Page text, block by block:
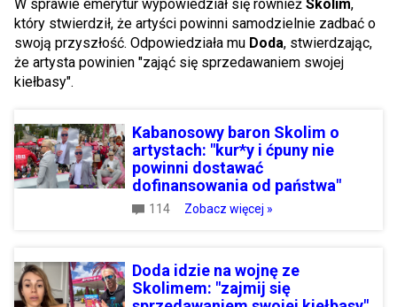
W sprawie emerytur wypowiedział się również Skolim,
który stwierdził, że artyści powinni samodzielnie zadbać o
swoją przyszłość. Odpowiedziała mu Doda, stwierdzając,
że artysta powinien "zająć się sprzedawaniem swojej
kiełbasy".
Kabanosowy baron Skolim o
artystach: "kur*y i ćpuny nie
powinni dostawać
dofinansowania od państwa"
114 Zobacz więcej »
Doda idzie na wojnę ze
Skolimem: "zajmij się